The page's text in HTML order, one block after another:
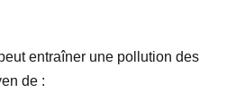
entraîner une pollution des
de :